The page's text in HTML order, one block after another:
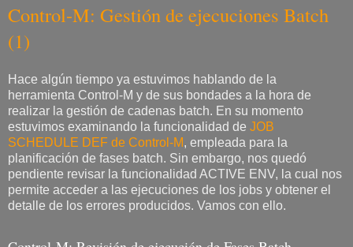
Control-M: Gestión de ejecuciones Batch
(1)
Hace algún tiempo ya estuvimos hablando de la
herramienta Control-M y de sus bondades a la hora de
realizar la gestión de cadenas batch. En su momento
estuvimos examinando la funcionalidad de JOB
SCHEDULE DEF de Control-M, empleada para la
planificación de fases batch. Sin embargo, nos quedó
pendiente revisar la funcionalidad ACTIVE ENV, la cual nos
permite acceder a las ejecuciones de los jobs y obtener el
detalle de los errores producidos. Vamos con ello.